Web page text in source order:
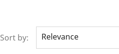
Sort by: Relevance